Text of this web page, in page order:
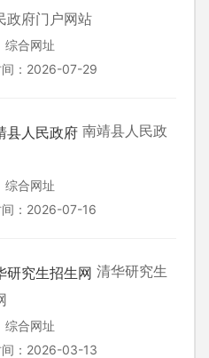
政府门户网站
综合网址
间：2026-07-29
南靖县人民政
综合网址
间：2026-07-16
清华研究生
综合网址
间：2026-03-13